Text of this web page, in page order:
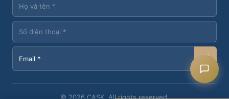
© 2026 CASK. All rights reserved.